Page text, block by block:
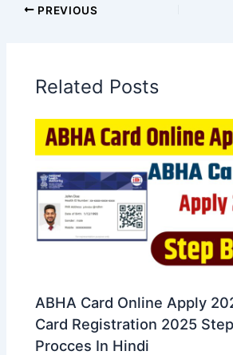
PREVIOUS
Related Posts
ABHA Card Online Apply
Card Registration 2025
Procces In Hindi